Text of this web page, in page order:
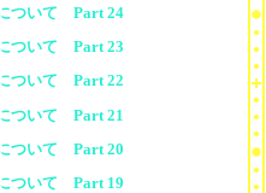
ついて Part 24
ついて Part 23
ついて Part 22
ついて Part 21
ついて Part 20
ついて Part 19